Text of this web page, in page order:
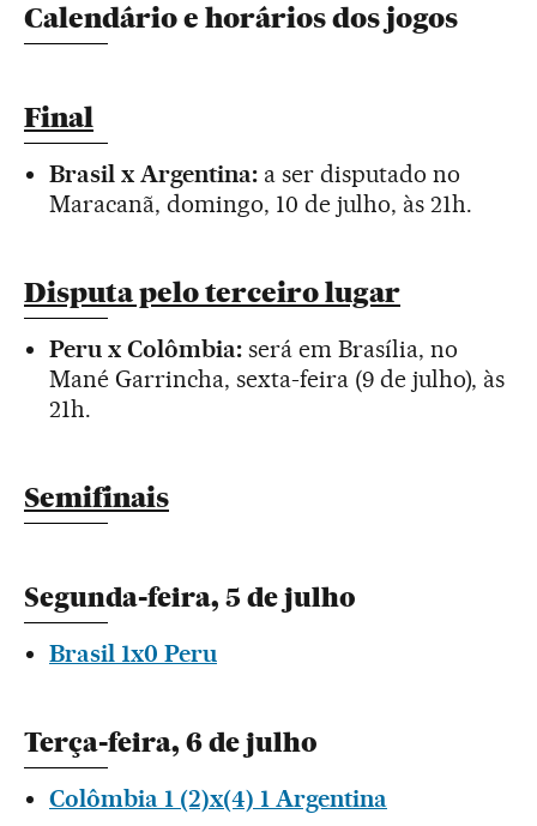
Calendário e horários dos jogos
Final
Brasil x Argentina: a ser disputado no
Maracanã, domingo, 10 de julho, às 21h.
Disputa pelo terceiro lugar
Peru x Colômbia: será em Brasília, no
Mané Garrincha, sexta-feira (9 de julho), às
21h.
Semifinais
Segunda-feira, 5 de julho
Brasil 1x0 Peru
Terça-feira, 6 de julho
Colômbia 1 (2)x(4) 1 Argentina